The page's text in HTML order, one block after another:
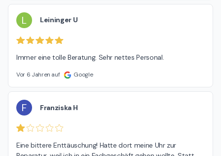
L Leininger U
Immer eine tolle Beratung. Sehr nettes Personal.
Vor 6 Jahren auf Google
F Franziska H
Eine bittere Enttäuschung! Hatte dort meine Uhr zur